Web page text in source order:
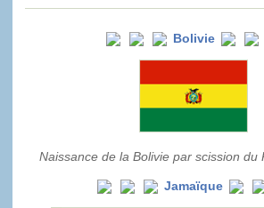
Bolivie
Naissance de la Bolivie par scission du
Jamaïque